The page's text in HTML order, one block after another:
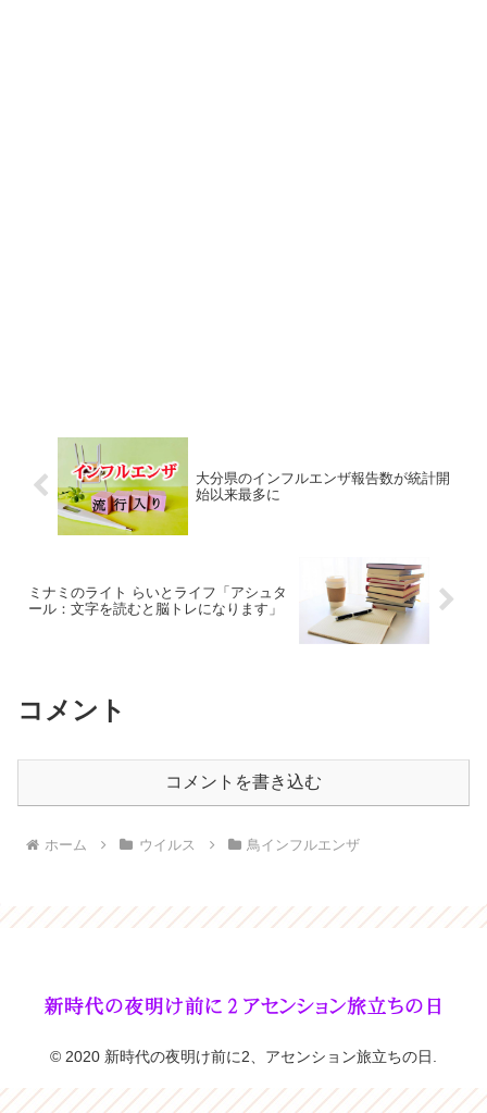
大分県のインフルエンザ報告数が統計開
始以来最多に
ミナミのライト らいとライフ「アシュタ
ール：文字を読むと脳トレになります」
コメント
コメントを書き込む
ホーム ウイルス 鳥インフルエンザ
© 2020 新時代の夜明け前に2、アセンション旅立ちの日.